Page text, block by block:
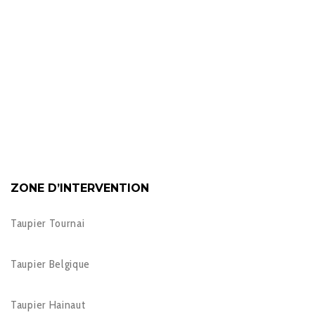
ZONE D’INTERVENTION
Taupier Tournai
Taupier Belgique
Taupier Hainaut